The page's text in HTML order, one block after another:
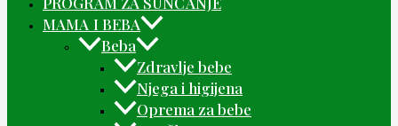
MAMA I BEBA
Beba
Zdravlje bebe
Njega i higijena
Oprema za bebe